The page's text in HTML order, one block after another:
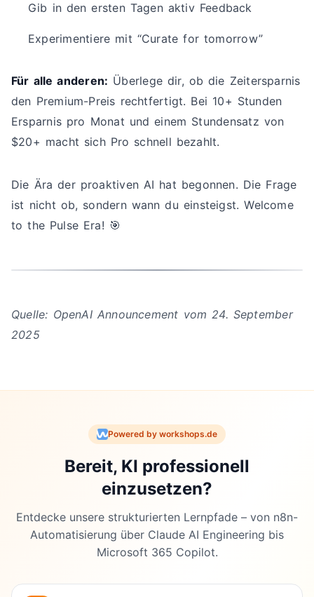
Gib in den ersten Tagen aktiv Feedback
Experimentiere mit “Curate for tomorrow”
Für alle anderen: Überlege dir, ob die Zeitersparnis
den Premium-Preis rechtfertigt. Bei 10+ Stunden
Ersparnis pro Monat und einem Stundensatz von
$20+ macht sich Pro schnell bezahlt.
Die Ära der proaktiven AI hat begonnen. Die Frage
ist nicht ob, sondern wann du einsteigst. Welcome
to the Pulse Era! 🎯
Quelle: OpenAI Announcement vom 24. September
2025
Powered by workshops.de
Bereit, KI professionell
einzusetzen?
Entdecke unsere strukturierten Lernpfade – von n8n-
Automatisierung über Claude AI Engineering bis
Microsoft 365 Copilot.